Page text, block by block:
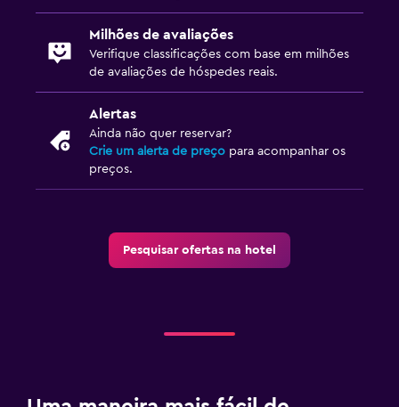
Milhões de avaliações
Verifique classificações com base em milhões
de avaliações de hóspedes reais.
Alertas
Ainda não quer reservar?
Crie um alerta de preço para acompanhar os
preços.
Pesquisar ofertas na hotel